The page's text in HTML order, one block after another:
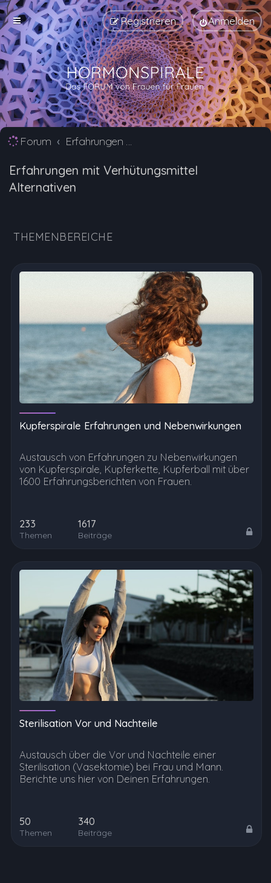
Anmelden
Registrieren
Forum Erfahrungen mit Verhütungsmittel Alternativen
Erfahrungen mit Verhütungsmittel
Alternativen
Kupferspirale Erfahrungen und Nebenwirkungen
Austausch von Erfahrungen zu Nebenwirkungen
von Kupferspirale, Kupferkette, Kupferball mit über
1600 Erfahrungsberichten von Frauen.
233
Themen
1617
Beiträge
Sterilisation Vor und Nachteile
Austausch über die Vor und Nachteile einer
Sterilisation (Vasektomie) bei Frau und Mann.
Berichte uns hier von Deinen Erfahrungen.
50
Themen
340
Beiträge